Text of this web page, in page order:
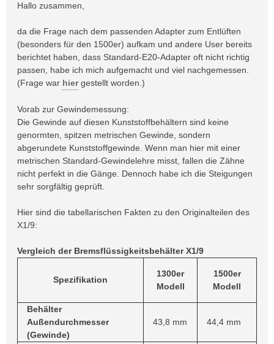
i
a
g
Hallo zusammen,
da die Frage nach dem passenden Adapter zum Entlüften
(besonders für den 1500er) aufkam und andere User bereits
berichtet haben, dass Standard-E20-Adapter oft nicht richtig
passen, habe ich mich aufgemacht und viel nachgemessen.
(Frage war hiergestellt worden.)
Vorab zur Gewindemessung:
Die Gewinde auf diesen Kunststoffbehältern sind keine
genormten, spitzen metrischen Gewinde, sondern
abgerundete Kunststoffgewinde. Wenn man hier mit einer
metrischen Standard-Gewindelehre misst, fallen die Zähne
nicht perfekt in die Gänge. Dennoch habe ich die Steigungen
sehr sorgfältig geprüft.
Hier sind die tabellarischen Fakten zu den Originalteilen des
X1/9:
Vergleich der Bremsflüssigkeitsbehälter X1/9
Spezifikation
1300er
Modell
1500er
Modell
Behälter
Außendurchmesser
(Gewinde)
43,8 mm 44,4 mm